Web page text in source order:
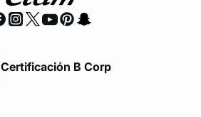
Certificación B Corp